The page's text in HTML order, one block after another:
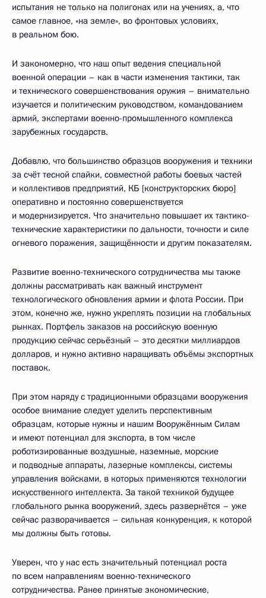
испытания не только на полигонах или на учениях, а, что
самое главное, «на земле», во фронтовых условиях,
в реальном бою.
И закономерно, что наш опыт ведения специальной
военной операции – как в части изменения тактики, так
и технического совершенствования оружия – внимательно
изучается и политическим руководством, командованием
армий, экспертами военно-промышленного комплекса
зарубежных государств.
Добавлю, что большинство образцов вооружения и техники
за счёт тесной спайки, совместной работы боевых частей
и коллективов предприятий, КБ [конструкторских бюро]
оперативно и постоянно совершенствуется
и модернизируется. Что значительно повышает их тактико-
технические характеристики по дальности, точности и силе
огневого поражения, защищённости и другим показателям.
Развитие военно-технического сотрудничества мы также
должны рассматривать как важный инструмент
технологического обновления армии и флота России. При
этом, конечно же, нужно укреплять позиции на глобальных
рынках. Портфель заказов на российскую военную
продукцию сейчас серьёзный – это десятки миллиардов
долларов, и нужно активно наращивать объёмы экспортных
поставок.
При этом наряду с традиционными образцами вооружения
особое внимание следует уделить перспективным
образцам, которые нужны и нашим Вооружённым Силам
и имеют потенциал для экспорта, в том числе
роботизированные воздушные, наземные, морские
и подводные аппараты, лазерные комплексы, системы
управления войсками, в которых применяются технологии
искусственного интеллекта. За такой техникой будущее
глобального рынка вооружений, здесь развернётся – уже
сейчас разворачивается – сильная конкуренция, к которой
мы должны быть готовы.
Уверен, что у нас есть значительный потенциал роста
по всем направлениям военно-технического
сотрудничества. Ранее принятые экономические,